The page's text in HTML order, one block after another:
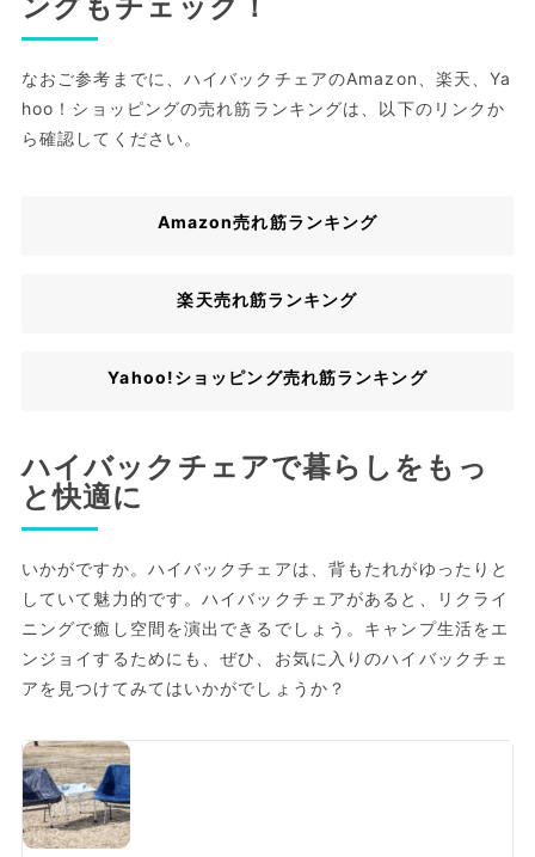
ングもチェック！
なおご参考までに、ハイバックチェアのAmazon、楽天、Ya
hoo！ショッピングの売れ筋ランキングは、以下のリンクか
ら確認してください。
Amazon売れ筋ランキング
楽天売れ筋ランキング
Yahoo!ショッピング売れ筋ランキング
ハイバックチェアで暮らしをもっ
と快適に
いかがですか。ハイバックチェアは、背もたれがゆったりと
していて魅力的です。ハイバックチェアがあると、リクライ
ニングで癒し空間を演出できるでしょう。キャンプ生活をエ
ンジョイするためにも、ぜひ、お気に入りのハイバックチェ
アを見つけてみてはいかがでしょうか？